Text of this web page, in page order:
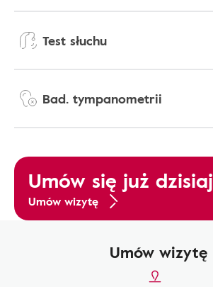
Test słuchu
Bad. tympanometrii
Umów się już dzisiaj
Umów wizytę
Umów wizytę